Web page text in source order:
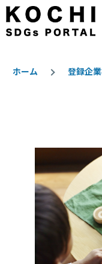
メインコンテンツに
ホーム 登録企